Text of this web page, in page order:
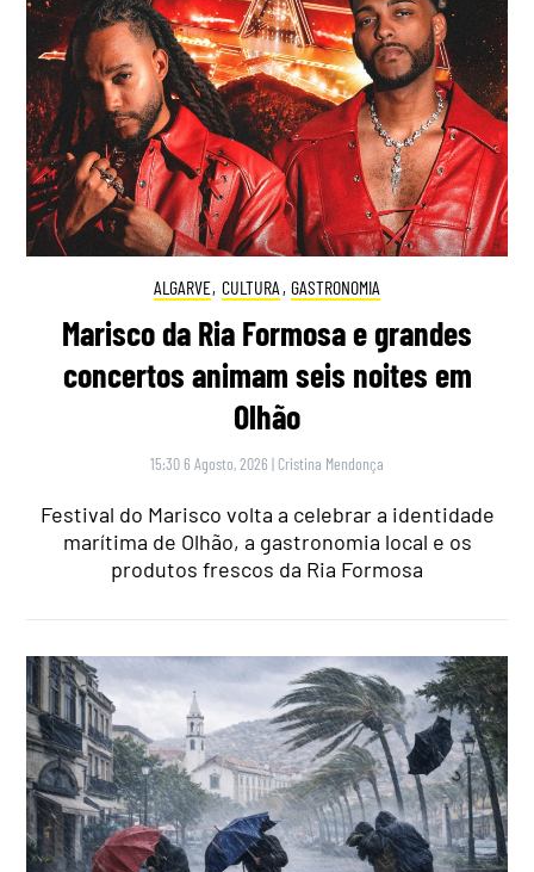
ALGARVE, CULTURA , GASTRONOMIA
Marisco da Ria Formosa e grandes
concertos animam seis noites em
Olhão
15:30 6 Agosto, 2026 | Cristina Mendonça
Festival do Marisco volta a celebrar a identidade
marítima de Olhão, a gastronomia local e os
produtos frescos da Ria Formosa